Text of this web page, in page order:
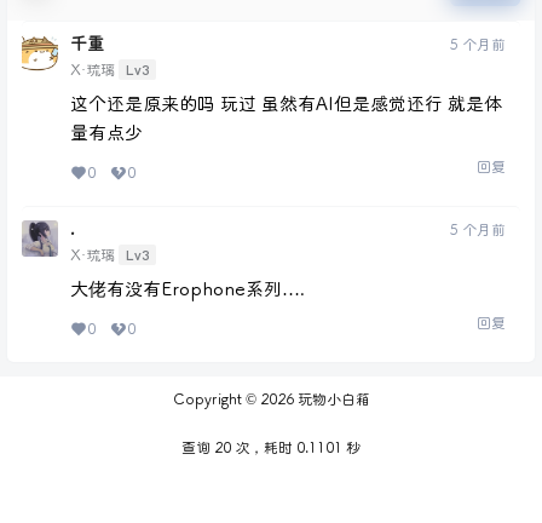
千重
X·琉璃 Lv3
5 个月前
这个还是原来的吗 玩过 虽然有AI但是感觉还行 就是体
量有点少
0 0 回复
.
X·琉璃 Lv3
5 个月前
大佬有没有Erophone系列….
0 0 回复
Copyright © 2026玩物小白箱
查询 20 次，耗时 0.1101 秒